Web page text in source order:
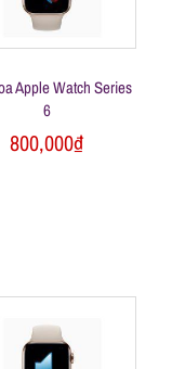
Apple Watch Series
6
800,000₫